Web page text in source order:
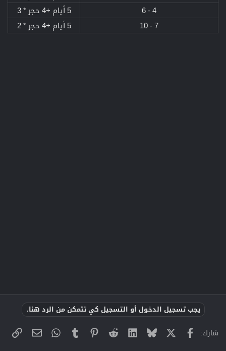
4 - 6​
5 أيام +4 حجر * 3​
7 - 10​
5 أيام +4 حجر * 2​
يجب تسجيل الدخول أو التسجيل كي تتمكن من الرد هنا.
شارك: فيسبوك Bluesky
LinkedIn
Reddit
Pinterest
Tumblr
WhatsApp
البريد